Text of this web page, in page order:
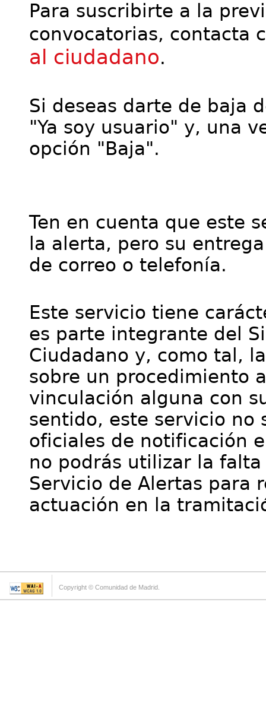
Para suscribirte a la
convocatorias, contacta
al ciudadano.
Si deseas darte de baja
"Ya soy usuario" y, una
opción "Baja".
Ten en cuenta que este
la alerta, pero su
de correo o telefonía.
Este servicio tiene
es parte integrante del
Ciudadano y, como tal,
sobre un procedimiento
vinculación alguna con
sentido, este servicio no
oficiales de notificación
no podrás utilizar la
Servicio de Alertas para
actuación en la
Copyright © Comunidad de Madrid.